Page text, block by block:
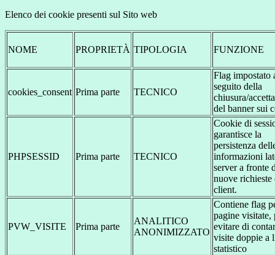
Elenco dei cookie presenti sul Sito web
NOME PROPRIETÀ TIPOLOGIA FUNZIONE
cookies_consent Prima parte TECNICO
Flag impostato
seguito della
chiusura/
del banner sui
PHPSESSID Prima parte TECNICO
Cookie di
garantisce la
persistenza
informazioni
server a fronte
nuove richieste
client.
PVW_VISITE Prima parte
ANALITICO
ANONIMIZZATO
Contiene flag
pagine visitate,
evitare di
visite doppie a
statistico